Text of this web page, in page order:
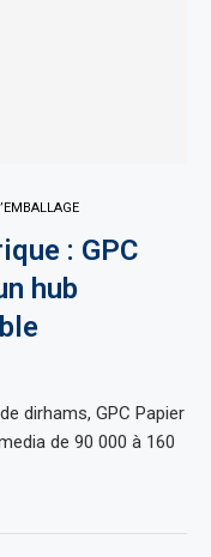
: GPC
hub
dirhams, GPC Papier
de 90 000 à 160